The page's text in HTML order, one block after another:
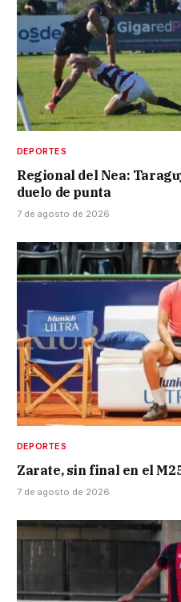
DEPORTES
Regional del Nea:
duelo de punta
7 de agosto de 2026
DEPORTES
Zarate, sin final en el
7 de agosto de 2026